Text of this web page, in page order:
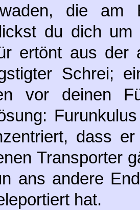
die am
du dich
ertönt aus der
Schrei;
vor deinen
dass
Transporter
ans andere
hat.